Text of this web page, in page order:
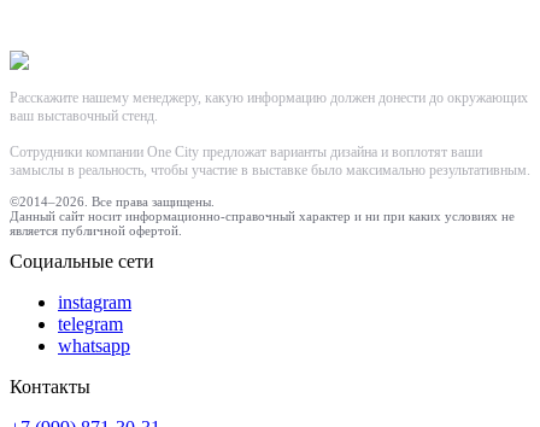
Расскажите нашему менеджеру, какую информацию должен донести до окружающих
ваш выставочный стенд.
Сотрудники компании One City предложат варианты дизайна и воплотят ваши
замыслы в реальность, чтобы участие в выставке было максимально результативным.
©2014–2026. Все права защищены.
Данный сайт носит информационно-справочный характер и ни при каких условиях не
является публичной офертой.
Социальные сети
instagram
telegram
whatsapp
Контакты